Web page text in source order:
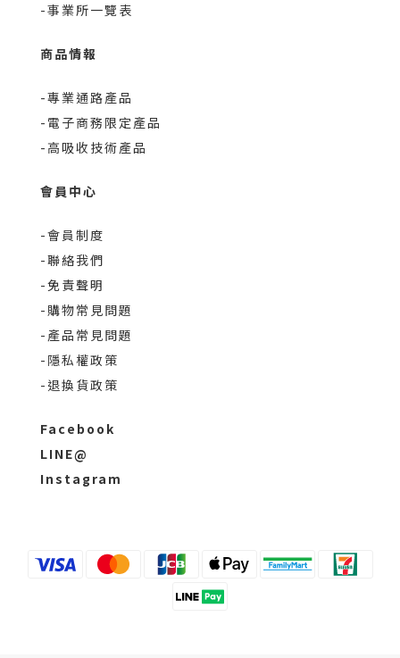
-事業所一覽表
商品情報
-專業通路產品
-電子商務限定產品
-高吸收技術產品
會員中心
-會員制度
-聯絡我們
-免責聲明
-購物常見問題
-產品常見問題
-隱私權政策
-退換貨政策
Facebook
LINE@
Instagram